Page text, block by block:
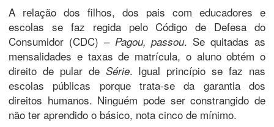
A relação dos filhos, dos pais com educadores e
escolas se faz regida pelo Código de Defesa do
Consumidor (CDC) – Pagou, passou. Se quitadas as
mensalidades e taxas de matrícula, o aluno obtém o
direito de pular de Série. Igual princípio se faz nas
escolas públicas porque trata-se da garantia dos
direitos humanos. Ninguém pode ser constrangido de
não ter aprendido o básico, nota cinco de mínimo.